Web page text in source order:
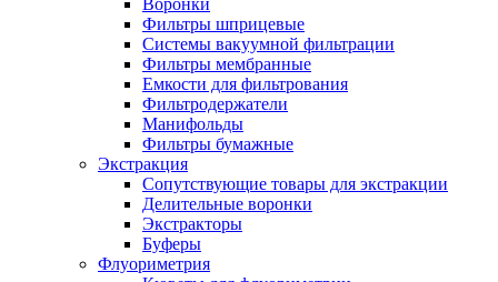
Воронки
Фильтры шприцевые
Системы вакуумной фильтрации
Фильтры мембранные
Емкости для фильтрования
Фильтродержатели
Манифольды
Фильтры бумажные
Экстракция
Сопутствующие товары для экстракции
Делительные воронки
Экстракторы
Буферы
Флуориметрия